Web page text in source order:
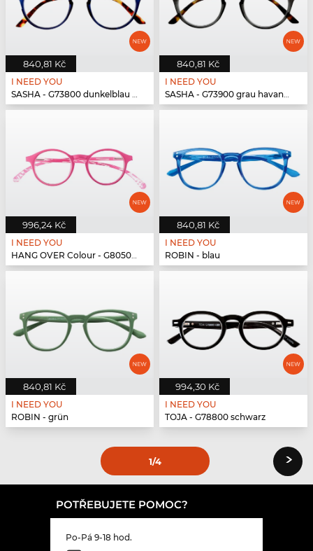
840,81 Kč
I NEED YOU
SASHA - G73800 dunkelblau havanna
840,81 Kč
I NEED YOU
SASHA - G73900 grau havanna
996,24 Kč
I NEED YOU
HANG OVER Colour - G80500 pink
840,81 Kč
I NEED YOU
ROBIN - blau
840,81 Kč
I NEED YOU
ROBIN - grün
994,30 Kč
I NEED YOU
TOJA - G78800 schwarz
1/4 ›
POTŘEBUJETE POMOC?
Po-Pá 9-18 hod.